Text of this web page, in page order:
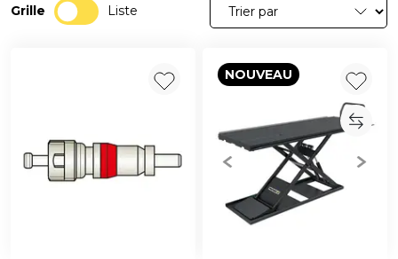
Grille Liste
NOUVEAU